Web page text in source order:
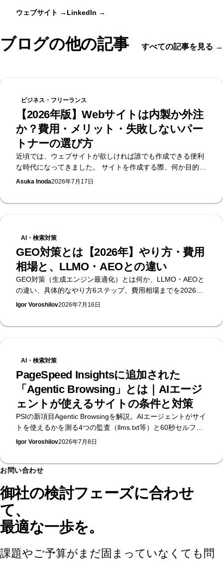
ウェブサイト → LinkedIn →
ブログの他の記事 すべての記事を見る →
ビジネス・フリーランス
【2026年版】Webサイトは内製か外注
か？費用・メリット・失敗しないパー
トナーの選び方
近頃では、ウェブサイトが欲しければ誰でも作成できる便利
な時代になってきました。 サイトを作成する際、何か目的を
持ってサイトを作成すると思います。「ただサイトが欲し
というものであれば、その目的を達成するためのサイトを作
る必要があります。 そのためには、ブランドのイメージに合
うデザインの作成、ロードの早いソースコードを構築、検索
に最適な構造とコンテンツを作成など、様々な知識とスキル
が必要になります。 制作工数のかかるこの仕事を社内で行う
か、外部の制作会社かフリーランスに外注するかは、難しい
ぞれのメリットとデメリットについて詳しく説明していきま
Asuka Inoda2026年7月17日
AI・検索対策
GEO対策とは【2026年】やり方・費用
相場と、LLMO・AEOとの違い
GEO対策（生成エンジン最適化）とは何か、LLMO・AEOと
の違い、具体的なやり方6ステップ、費用相場までを2026年
時点の公開データで整理。無料のAI可視性診断を提供する
Igor Voroshilov2026年7月16日
AI・検索対策
PageSpeed Insightsに追加された
「Agentic Browsing」とは｜AIエージ
ェントが使えるサイトの条件と対策
PSIの新項目Agentic Browsingを解説。AIエージェントがサイ
トを使えるかを測る4つの監査（llms.txt等）と60秒セルフチ
ェック。無料のAI可視性診断を提供するSupasaito編。
Igor Voroshilov2026年7月8日
お問い合わせ
御社の検討フェーズに合わせ
て、
最適な一歩を。
課題やご予算がまだ固まっていなくても問